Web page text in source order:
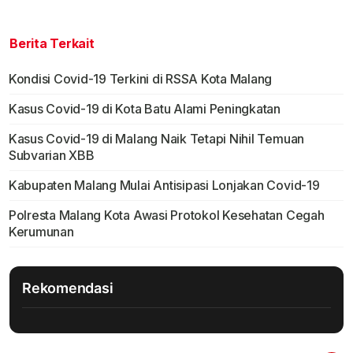
Berita Terkait
Kondisi Covid-19 Terkini di RSSA Kota Malang
Kasus Covid-19 di Kota Batu Alami Peningkatan
Kasus Covid-19 di Malang Naik Tetapi Nihil Temuan
Subvarian XBB
Kabupaten Malang Mulai Antisipasi Lonjakan Covid-19
Polresta Malang Kota Awasi Protokol Kesehatan Cegah
Kerumunan
Rekomendasi